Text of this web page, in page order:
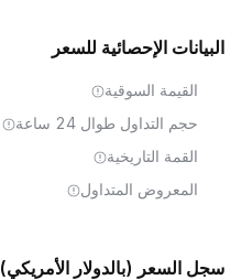
البيانات الإحصائية للسعر
القيمة السوقية
حجم التداول طوال 24 ساعة
القمة التاريخية
المعروض المتداول
سجل السعر (بالدولار الأمريكي)